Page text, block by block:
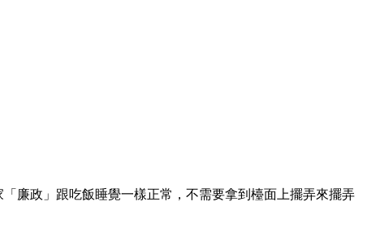
廉政」跟吃飯睡覺一樣正常，不需要拿到檯面上擺弄來擺弄